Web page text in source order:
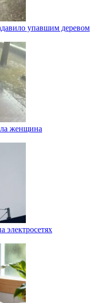
упавшим деревом
женщина
электросетях